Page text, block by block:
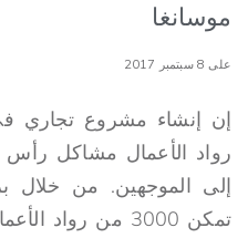
موسانغا
على 8 سبتمبر 2017
إن إنشاء مشروع تجاري
رواد الأعمال مشاكل
تمكن 3000 من